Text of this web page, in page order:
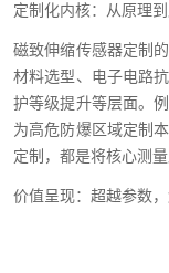
定制化内核：从原理
磁致伸缩传感器定制
材料选型、电子电路
护等级提升等层面。
为高危防爆区域定制
定制，都是将核心测
价值呈现：超越参数